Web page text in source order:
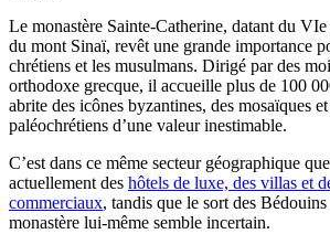
Le monastère Sainte-Catherine, datant du
du mont Sinaï, revêt une grande importance
chrétiens et les musulmans. Dirigé par des
orthodoxe grecque, il accueille plus de 100
abrite des icônes byzantines, des mosaïques
paléochrétiens d’une valeur inestimable.
C’est dans ce même secteur géographique
actuellement des hôtels de luxe, des villas et
commerciaux, tandis que le sort des
monastère lui-même semble incertain.